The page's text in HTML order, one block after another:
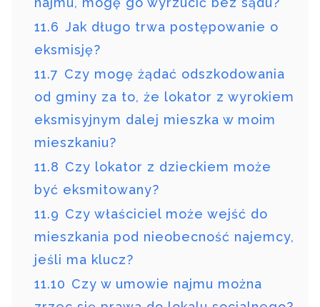
11.6 Jak długo trwa postępowanie o
eksmisję?
11.7 Czy mogę żądać odszkodowania
od gminy za to, że lokator z wyrokiem
eksmisyjnym dalej mieszka w moim
mieszkaniu?
11.8 Czy lokator z dzieckiem może
być eksmitowany?
11.9 Czy właściciel może wejść do
mieszkania pod nieobecność najemcy,
jeśli ma klucz?
11.10 Czy w umowie najmu można